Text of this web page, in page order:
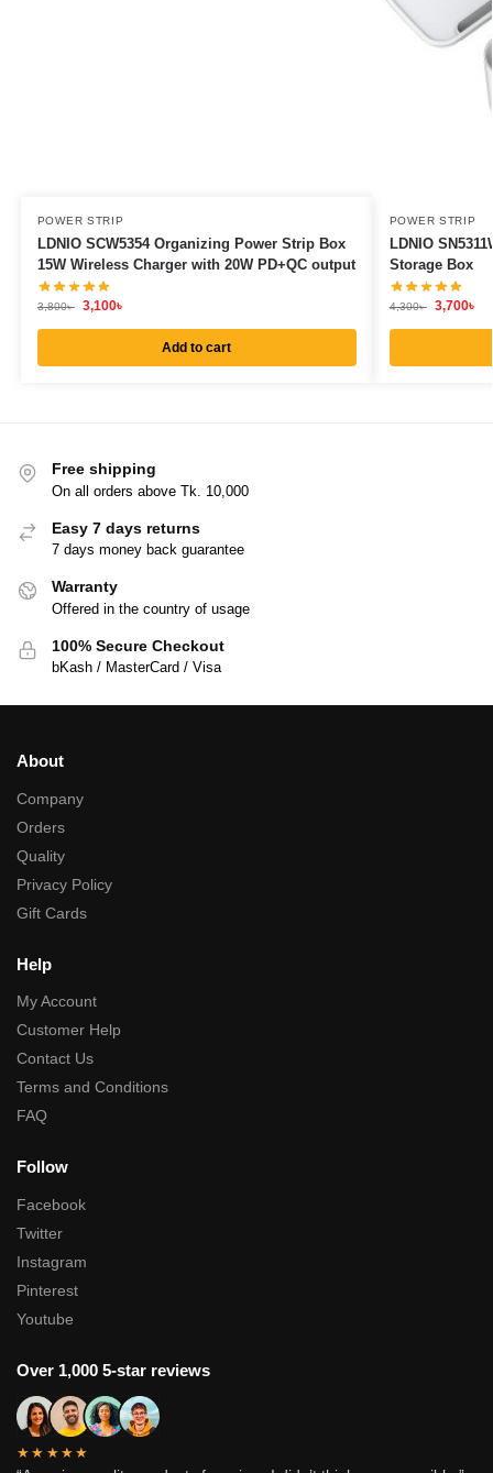
POWER STRIP
LDNIO SCW5354 Organizing Power Strip Box
15W Wireless Charger with 20W PD+QC output
3,800৳ 3,100৳
Add to cart
POWER STRIP
LDNIO
Storage Box
4,300৳ 3,700৳
Free shipping
On all orders above Tk. 10,000
Easy 7 days returns
7 days money back guarantee
Warranty
Offered in the country of usage
100% Secure Checkout
bKash / MasterCard / Visa
About
Company
Orders
Quality
Privacy Policy
Gift Cards
Help
My Account
Customer Help
Contact Us
Terms and Conditions
FAQ
Follow
Facebook
Twitter
Instagram
Pinterest
Youtube
Over 1,000 5-star reviews
★★★★★